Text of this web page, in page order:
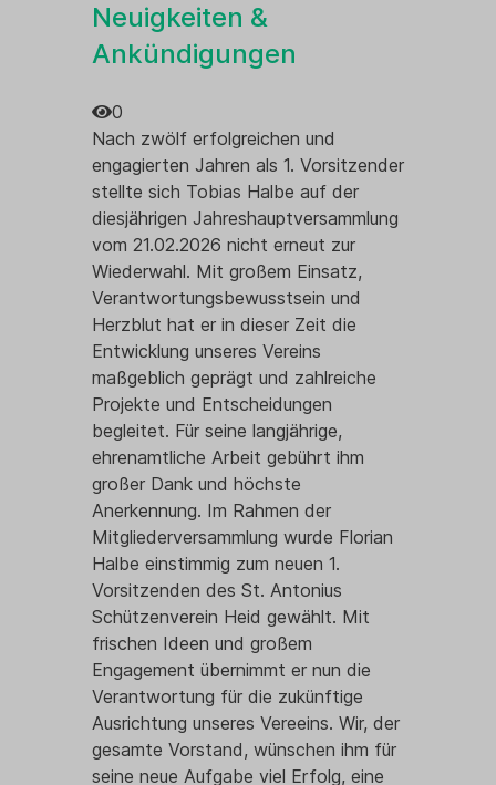
Neuigkeiten &
Ankündigungen
0
Nach zwölf erfolgreichen und
engagierten Jahren als 1. Vorsitzender
stellte sich Tobias Halbe auf der
diesjährigen Jahreshauptversammlung
vom 21.02.2026 nicht erneut zur
Wiederwahl. Mit großem Einsatz,
Verantwortungsbewusstsein und
Herzblut hat er in dieser Zeit die
Entwicklung unseres Vereins
maßgeblich geprägt und zahlreiche
Projekte und Entscheidungen
begleitet. Für seine langjährige,
ehrenamtliche Arbeit gebührt ihm
großer Dank und höchste
Anerkennung. Im Rahmen der
Mitgliederversammlung wurde Florian
Halbe einstimmig zum neuen 1.
Vorsitzenden des St. Antonius
Schützenverein Heid gewählt. Mit
frischen Ideen und großem
Engagement übernimmt er nun die
Verantwortung für die zukünftige
Ausrichtung unseres Vereeins. Wir, der
gesamte Vorstand, wünschen ihm für
seine neue Aufgabe viel Erfolg, eine